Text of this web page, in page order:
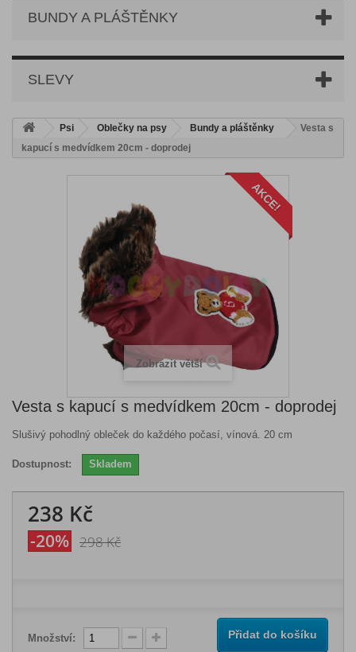
BUNDY A PLÁŠTĚNKY
SLEVY
Psi Oblečky na psy Bundy a pláštěnky
Vesta s
kapucí s medvídkem 20cm - doprodej
AKCE!
Zobrazit větší
Vesta s kapucí s medvídkem 20cm - doprodej
Slušivý pohodlný obleček do každého počasí, vínová. 20 cm
Dostupnost: Skladem
238 Kč
-20% 298 Kč
Množství: Přidat do košíku